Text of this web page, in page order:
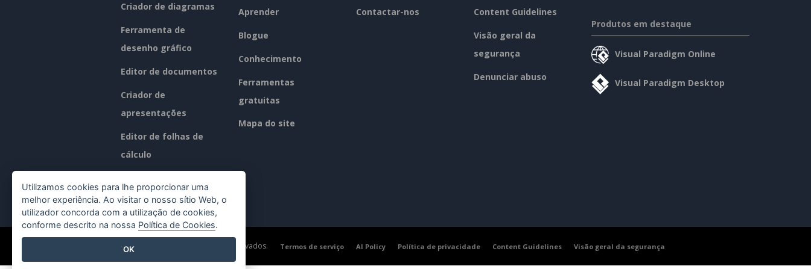
Criador de diagramas
Ferramenta de
desenho gráfico
Editor de documentos
Criador de
apresentações
Editor de folhas de
cálculo
Aprender
Blogue
Conhecimento
Ferramentas
gratuitas
Mapa do site
Contactar-nos Content Guidelines
Visão geral da
segurança
Denunciar abuso
Produtos em destaque
Visual Paradigm Online
Visual Paradigm Desktop
©2026 by Visual Paradigm. Todos os direitos reservados. Termos de serviço AI Policy Política de privacidade Content Guidelines Visão geral da segurança
Utilizamos cookies para lhe proporcionar uma
melhor experiência. Ao visitar o nosso sítio Web, o
utilizador concorda com a utilização de cookies,
conforme descrito na nossa Política de Cookies.
OK